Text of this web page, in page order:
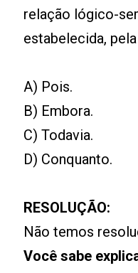
relação lógico-
estabelecida,
A) Pois.
B) Embora.
C) Todavia.
D) Conquanto.
RESOLUÇÃO:
Não temos
Você sabe